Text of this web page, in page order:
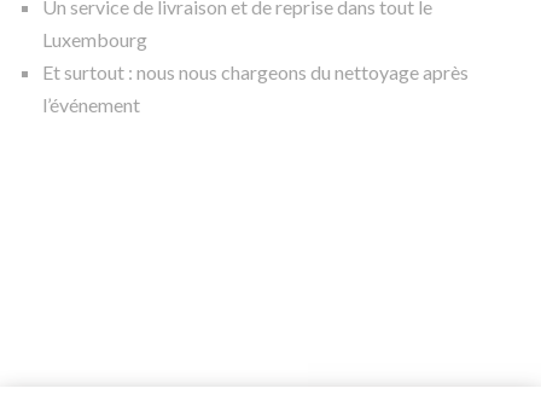
Un service de livraison et de reprise dans tout le
Luxembourg
Et surtout : nous nous chargeons du nettoyage après
l’événement